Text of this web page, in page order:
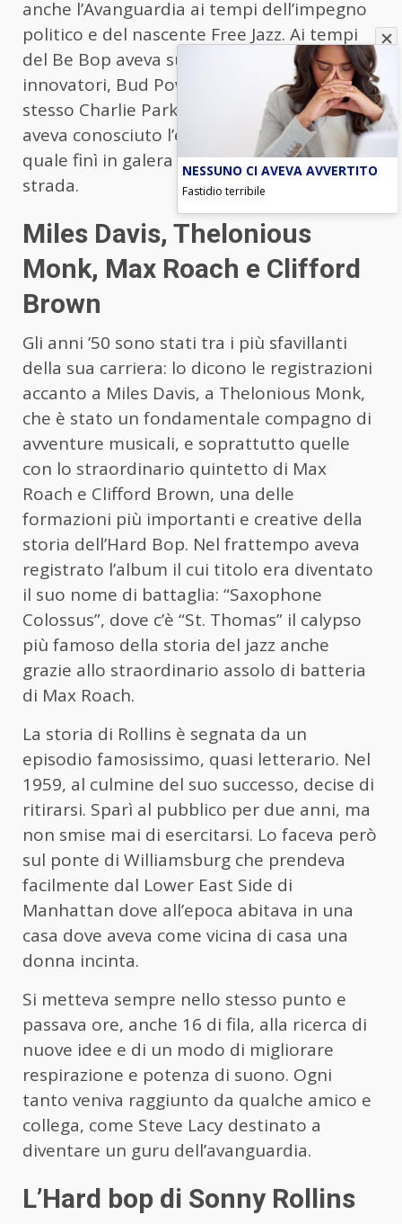
anche l’Avanguardia ai tempi dell’impegno
politico e del nascente Free Jazz. Ai tempi
del Be Bop aveva suonato con i grandi
innovatori, Bud Powell, Fats Navarro, lo
stesso Charlie Parker e come molti di loro
aveva conosciuto l’eroina a causa della
quale finì in galera e praticamente per
strada.
Miles Davis, Thelonious
Monk, Max Roach e Clifford
Brown
Gli anni ’50 sono stati tra i più sfavillanti
della sua carriera: lo dicono le registrazioni
accanto a Miles Davis, a Thelonious Monk,
che è stato un fondamentale compagno di
avventure musicali, e soprattutto quelle
con lo straordinario quintetto di Max
Roach e Clifford Brown, una delle
formazioni più importanti e creative della
storia dell’Hard Bop. Nel frattempo aveva
registrato l’album il cui titolo era diventato
il suo nome di battaglia: “Saxophone
Colossus”, dove c’è “St. Thomas” il calypso
più famoso della storia del jazz anche
grazie allo straordinario assolo di batteria
di Max Roach.
La storia di Rollins è segnata da un
episodio famosissimo, quasi letterario. Nel
1959, al culmine del suo successo, decise di
ritirarsi. Sparì al pubblico per due anni, ma
non smise mai di esercitarsi. Lo faceva però
sul ponte di Williamsburg che prendeva
facilmente dal Lower East Side di
Manhattan dove all’epoca abitava in una
casa dove aveva come vicina di casa una
donna incinta.
Si metteva sempre nello stesso punto e
passava ore, anche 16 di fila, alla ricerca di
nuove idee e di un modo di migliorare
respirazione e potenza di suono. Ogni
tanto veniva raggiunto da qualche amico e
collega, come Steve Lacy destinato a
diventare un guru dell’avanguardia.
L’Hard bop di Sonny Rollins
NESSUNO CI AVEVA AVVERTITO
Fastidio terribile